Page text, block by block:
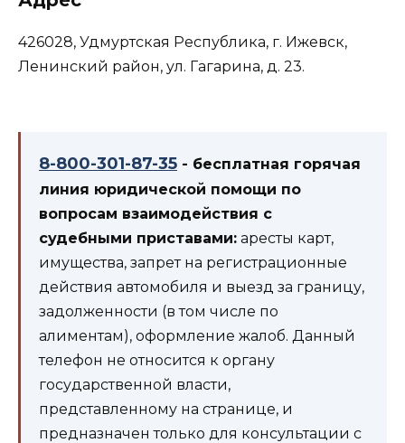
426028, Удмуртская Республика, г. Ижевск,
Ленинский район, ул. Гагарина, д. 23.
8-800-301-87-35 - бесплатная горячая
линия юридической помощи по
вопросам взаимодействия с
судебными приставами: аресты карт,
имущества, запрет на регистрационные
действия автомобиля и выезд за границу,
задолженности (в том числе по
алиментам), оформление жалоб. Данный
телефон не относится к органу
государственной власти,
представленному на странице, и
предназначен только для консультации с